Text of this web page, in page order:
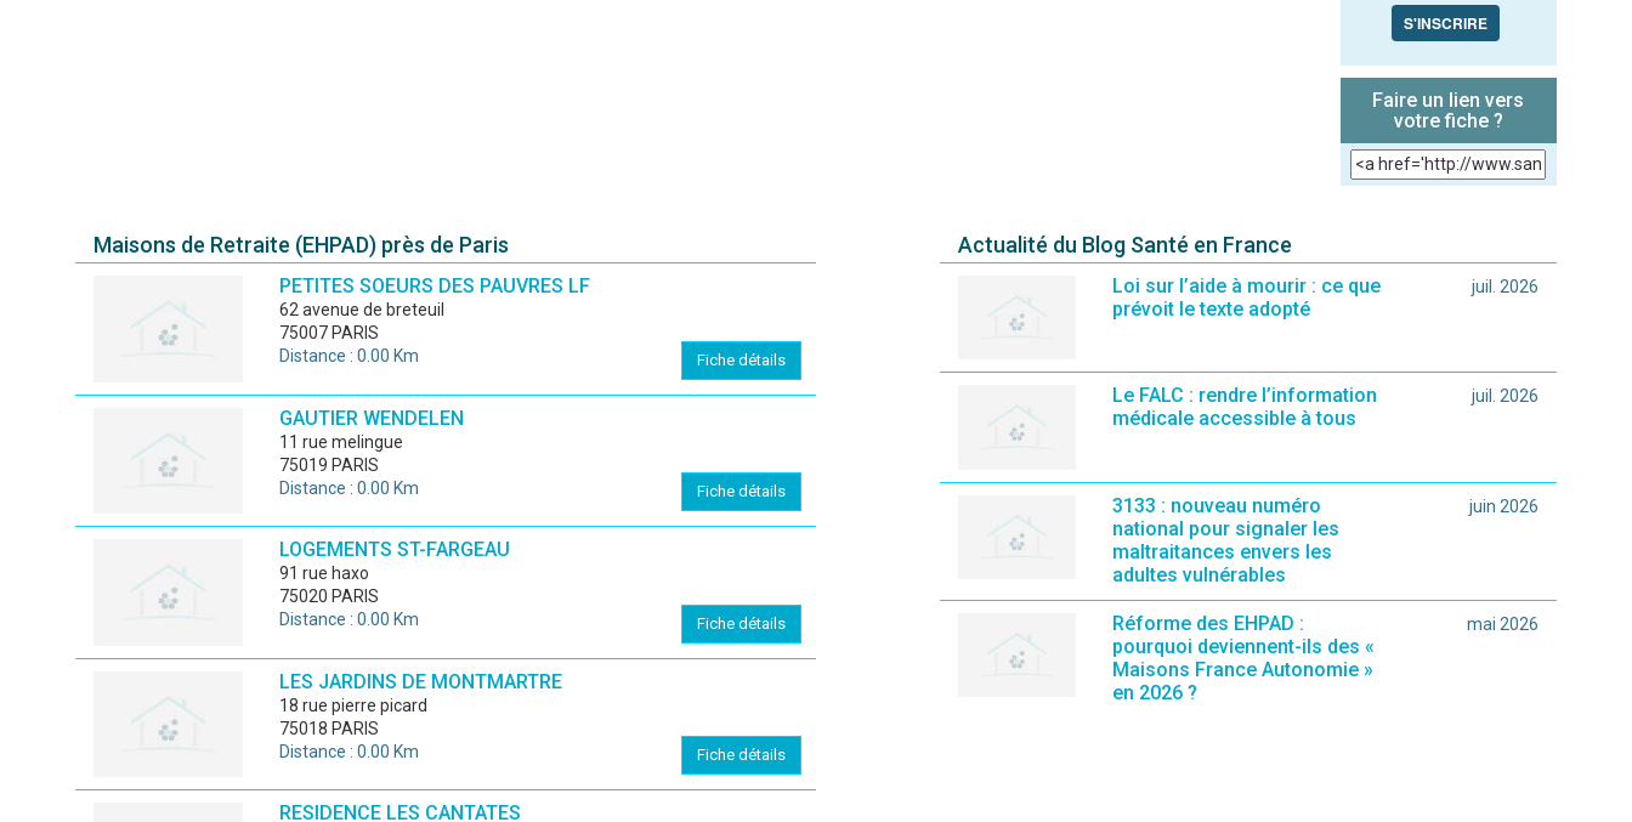
S'INSCRIRE
Faire un lien vers
votre fiche ?
Maisons de Retraite (EHPAD) près de Paris
PETITES SOEURS DES PAUVRES LF
62 avenue de breteuil
75007 PARIS
Distance : 0.00 Km
Fiche détails
GAUTIER WENDELEN
11 rue melingue
75019 PARIS
Distance : 0.00 Km
Fiche détails
LOGEMENTS ST-FARGEAU
91 rue haxo
75020 PARIS
Distance : 0.00 Km
Fiche détails
LES JARDINS DE MONTMARTRE
18 rue pierre picard
75018 PARIS
Distance : 0.00 Km
Fiche détails
RESIDENCE LES CANTATES
Actualité du Blog Santé en France
Loi sur l’aide à mourir : ce que
prévoit le texte adopté
juil. 2026
Le FALC : rendre l’information
médicale accessible à tous
juil. 2026
3133 : nouveau numéro
national pour signaler les
maltraitances envers les
adultes vulnérables
juin 2026
Réforme des EHPAD :
pourquoi deviennent-ils des «
Maisons France Autonomie »
en 2026 ?
mai 2026